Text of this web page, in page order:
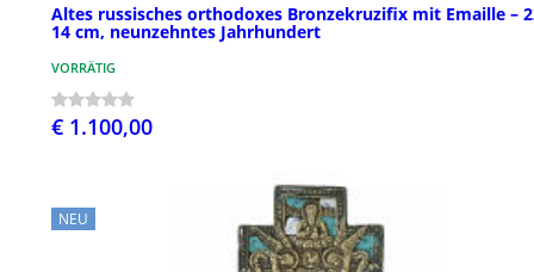
Altes russisches orthodoxes Bronzekruzifix mit Emaille –
14 cm, neunzehntes Jahrhundert
VORRÄTIG
€ 1.100,00
NEU